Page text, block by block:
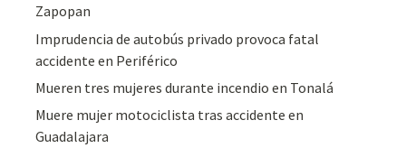
Zapopan
Imprudencia de autobús privado provoca fatal
accidente en Periférico
Mueren tres mujeres durante incendio en Tonalá
Muere mujer motociclista tras accidente en
Guadalajara